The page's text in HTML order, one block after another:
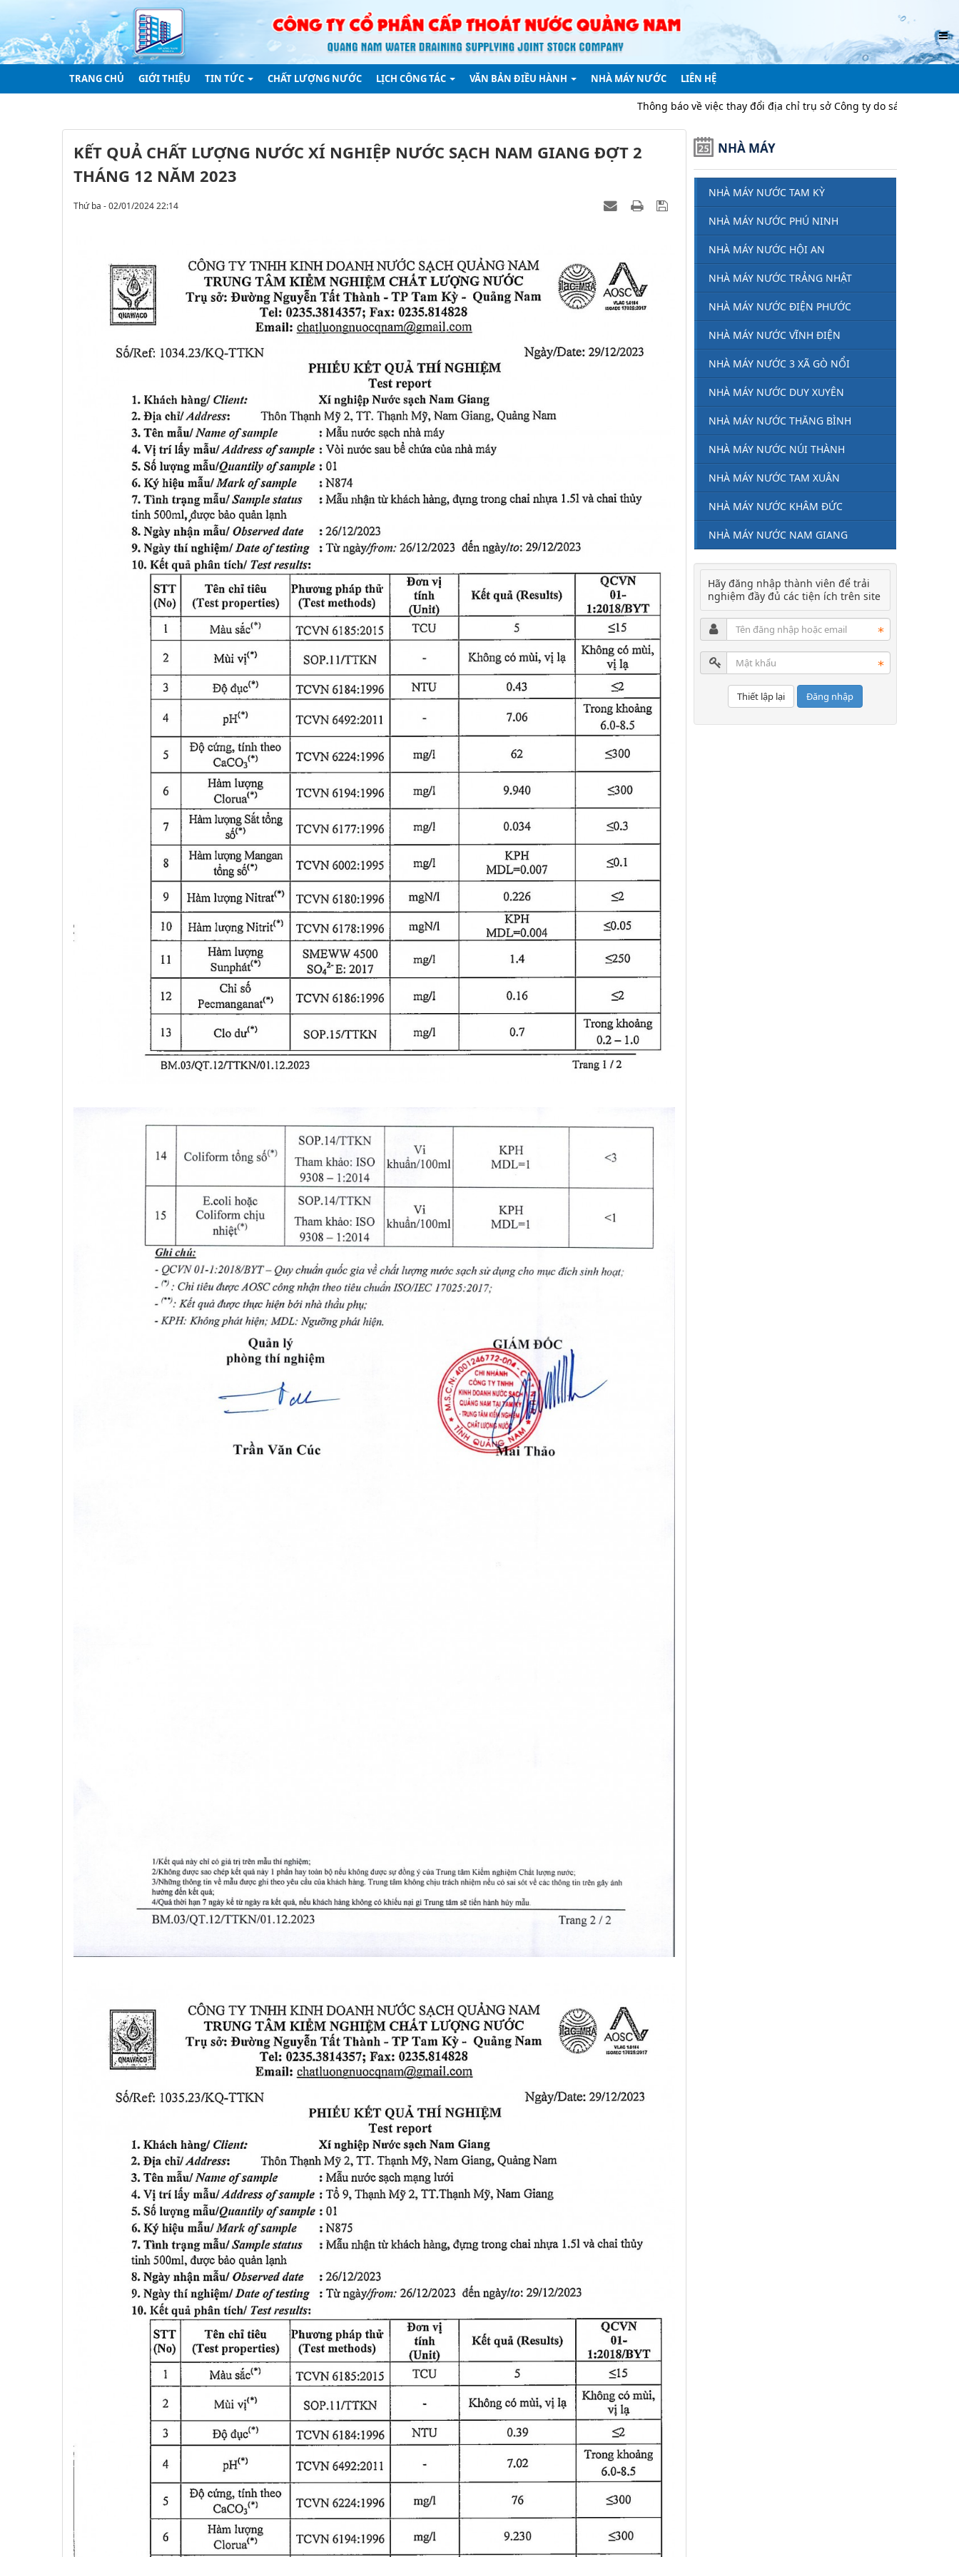
TRANG CHỦ GIỚI THIỆU TIN TỨC CHẤT LƯỢNG NƯỚC LỊCH CÔNG TÁC VĂN BẢN ĐIỀU HÀNH NHÀ MÁY NƯỚC LIÊN HỆ
Thông báo về việc thay đổi địa chỉ trụ sở Công ty do sáp nhập địa giới hành
KẾT QUẢ CHẤT LƯỢNG NƯỚC XÍ NGHIỆP NƯỚC SẠCH NAM GIANG ĐỢT 2
THÁNG 12 NĂM 2023
Thứ ba - 02/01/2024 22:14
NHÀ MÁY
NHÀ MÁY NƯỚC TAM KỲ
NHÀ MÁY NƯỚC PHÚ NINH
NHÀ MÁY NƯỚC HỘI AN
NHÀ MÁY NƯỚC TRẢNG NHẬT
NHÀ MÁY NƯỚC ĐIỆN PHƯỚC
NHÀ MÁY NƯỚC VĨNH ĐIỆN
NHÀ MÁY NƯỚC 3 XÃ GÒ NỔI
NHÀ MÁY NƯỚC DUY XUYÊN
NHÀ MÁY NƯỚC THĂNG BÌNH
NHÀ MÁY NƯỚC NÚI THÀNH
NHÀ MÁY NƯỚC TAM XUÂN
NHÀ MÁY NƯỚC KHÂM ĐỨC
NHÀ MÁY NƯỚC NAM GIANG
Hãy đăng nhập thành viên để trải
nghiệm đầy đủ các tiện ích trên site
Đăng nhập